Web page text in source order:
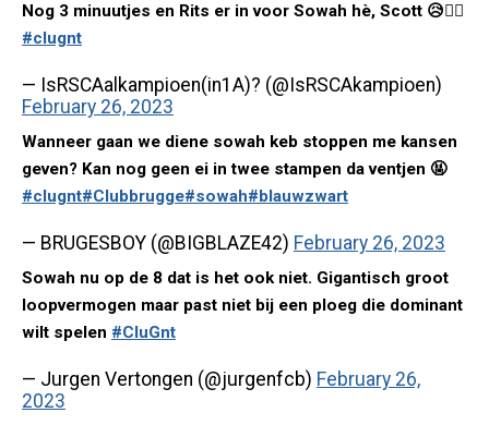
Nog 3 minuutjes en Rits er in voor Sowah hè, Scott 😥👍🏻
#clugnt
— IsRSCAalkampioen(in1A)? (@IsRSCAkampioen)
February 26, 2023
Wanneer gaan we diene sowah keb stoppen me kansen
geven? Kan nog geen ei in twee stampen da ventjen 🤬
#clugnt#Clubbrugge#sowah#blauwzwart
— BRUGESBOY (@BIGBLAZE42) February 26, 2023
Sowah nu op de 8 dat is het ook niet. Gigantisch groot
loopvermogen maar past niet bij een ploeg die dominant
wilt spelen #CluGnt
— Jurgen Vertongen (@jurgenfcb) February 26,
2023